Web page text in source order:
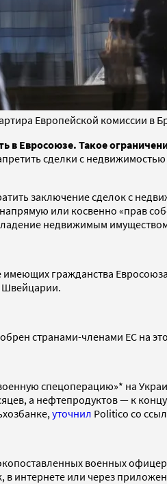
Европейской комиссии в
в Евросоюзе. Такое
сделки с
заключение сделок с
или косвенно «прав
недвижимым
гражданства
Швейцарии.
странами-членами ЕС на
спецоперацию»* на
а нефтепродуктов — к
уточнил Politico со
военных
интернете или через